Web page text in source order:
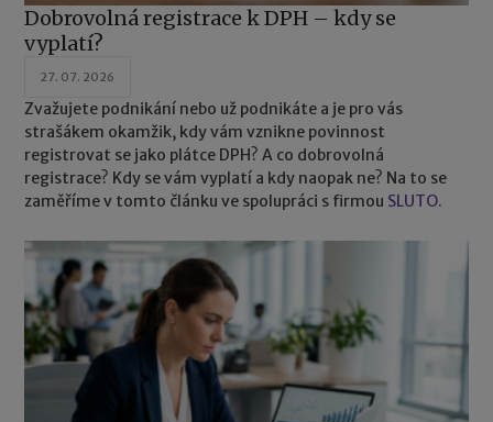
Dobrovolná registrace k DPH – kdy se
vyplatí?
27. 07. 2026
Zvažujete podnikání nebo už podnikáte a je pro vás
strašákem okamžik, kdy vám vznikne povinnost
registrovat se jako plátce DPH? A co dobrovolná
registrace? Kdy se vám vyplatí a kdy naopak ne? Na to se
zaměříme v tomto článku ve spolupráci s firmou SLUTO.